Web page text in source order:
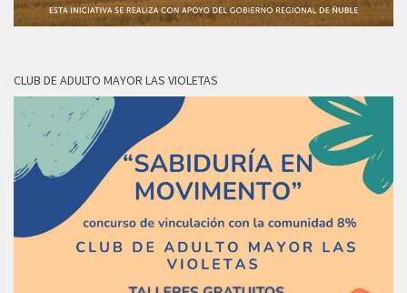
CLUB DE ADULTO MAYOR LAS VIOLETAS